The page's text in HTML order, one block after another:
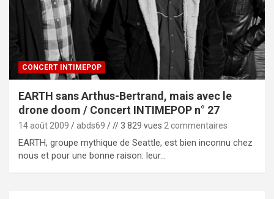
CONCERT INTIMEPOP
EARTH sans Arthus-Bertrand, mais avec le
drone doom / Concert INTIMEPOP n° 27
14 août 2009 abds69 // 3 829 vues 2 commentaires
EARTH, groupe mythique de Seattle, est bien inconnu chez
nous et pour une bonne raison: leur…